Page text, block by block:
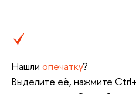
Нашли опечатку?
Выделите её, нажмите